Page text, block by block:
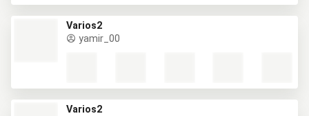
Varios2
yamir_00
Varios2